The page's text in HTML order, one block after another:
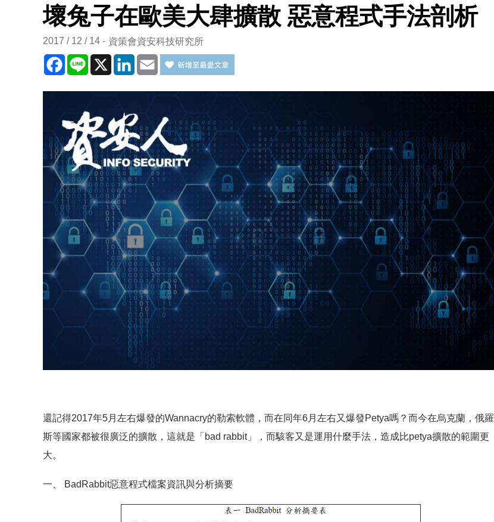
壞兔子在歐美大肆擴散 惡意程式手法剖析
2017 / 12 / 14 資策會資安科技研究所
Facebook
Line X LinkedInEmail
還記得2017年5月左右爆發的Wannacry的勒索軟體，而在同年6月左右又爆發Petya嗎？而今在烏克蘭，俄羅
斯等國家都被很廣泛的擴散，這就是「bad rabbit」，而駭客又是運用什麼手法，造成比petya擴散的範圍更
大。
一、 BadRabbit惡意程式檔案資訊與分析摘要